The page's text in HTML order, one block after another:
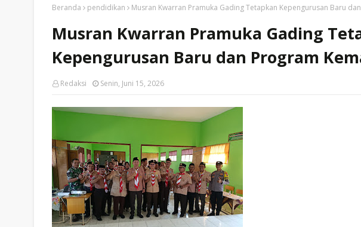
Beranda pendidikan Musran Kwarran Pramuka Gading Tetapkan Kepengurusan Baru
Musran Kwarran Pramuka Gading
Kepengurusan Baru dan Program
Redaksi Senin, Juni 15, 2026